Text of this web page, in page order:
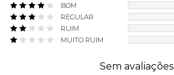
BOM
REGULAR
RUIM
MUITO RUIM
Sem avaliações